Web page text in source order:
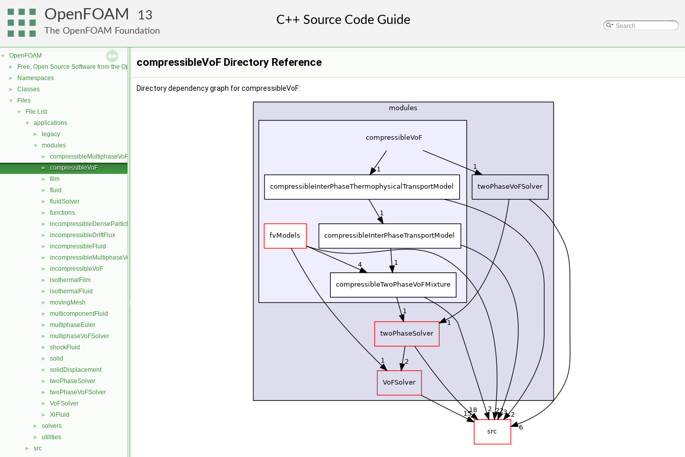
OpenFOAM 13
The OpenFOAM Foundation
▼ OpenFOAM
► Free, Open Source Software from the OpenFOAM Foundation
► Namespaces
► Classes
▼ Files
▼ File List
▼ applications
► legacy
▼ modules
► compressibleMultiphaseVoF
► compressibleVoF
► film
► fluid
► fluidSolver
► functions
► incompressibleDenseParticleFluid
► incompressibleDriftFlux
► incompressibleFluid
► incompressibleMultiphaseVoF
► incompressibleVoF
► isothermalFilm
► isothermalFluid
► movingMesh
► multicomponentFluid
► multiphaseEuler
► multiphaseVoFSolver
► shockFluid
► solid
► solidDisplacement
► twoPhaseSolver
► twoPhaseVoFSolver
► VoFSolver
► XiFluid
► solvers
► utilities
► src
compressibleVoF Directory Reference
Directory dependency graph for compressibleVoF: